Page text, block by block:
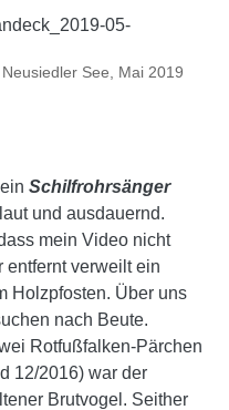
See, Mai 2019
Schilfrohrsänger
und ausdauernd.
mein Video nicht
entfernt verweilt ein
Holzpfosten. Über uns
nach Beute.
Rotfußfalken-Pärchen
12/2016) war der
Brutvogel. Seither